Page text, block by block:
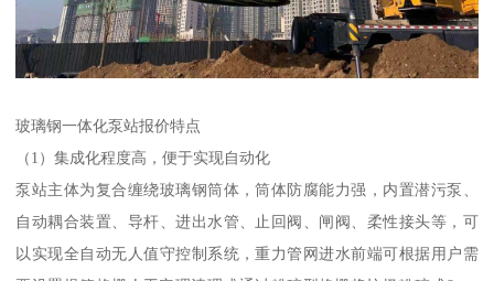
玻璃钢一体化泵站报价特点
（1）集成化程度高，便于实现自动化
泵站主体为复合缠绕玻璃钢筒体，筒体防腐能力强，内置潜污泵、
自动耦合装置、导杆、进出水管、止回阀、闸阀、柔性接头等，可
以实现全自动无人值守控制系统，重力管网进水前端可根据用户需